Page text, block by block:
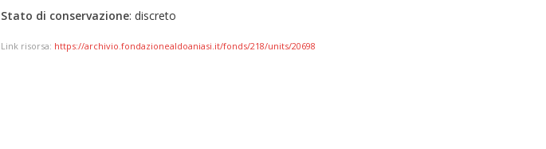
Stato di conservazione: discreto
Link risorsa: https://archivio.fondazionealdoaniasi.it/fonds/218/units/20698